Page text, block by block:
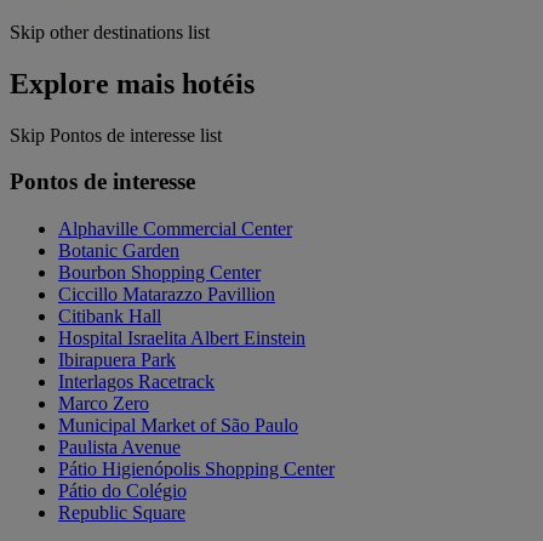
Skip other destinations list
Explore mais hotéis
Skip Pontos de interesse list
Pontos de interesse
Alphaville Commercial Center
Botanic Garden
Bourbon Shopping Center
Ciccillo Matarazzo Pavillion
Citibank Hall
Hospital Israelita Albert Einstein
Ibirapuera Park
Interlagos Racetrack
Marco Zero
Municipal Market of São Paulo
Paulista Avenue
Pátio Higienópolis Shopping Center
Pátio do Colégio
Republic Square